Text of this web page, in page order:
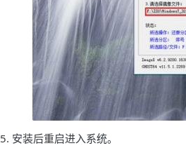
5. 安装后重启进入系统。